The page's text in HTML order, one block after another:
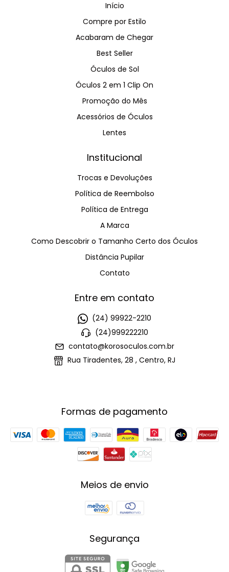
Início
Compre por Estilo
Acabaram de Chegar
Best Seller
Óculos de Sol
Óculos 2 em 1 Clip On
Promoção do Mês
Acessórios de Óculos
Lentes
Institucional
Trocas e Devoluções
Política de Reembolso
Política de Entrega
A Marca
Como Descobrir o Tamanho Certo dos Óculos
Distância Pupilar
Contato
Entre em contato
(24) 99922-2210
(24)999222210
contato@korosoculos.com.br
Rua Tiradentes, 28 , Centro, RJ
Formas de pagamento
Meios de envio
Segurança